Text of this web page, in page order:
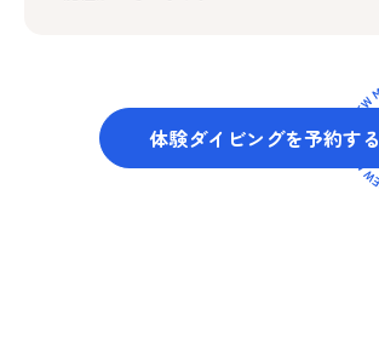
体験ダイビングを予約する